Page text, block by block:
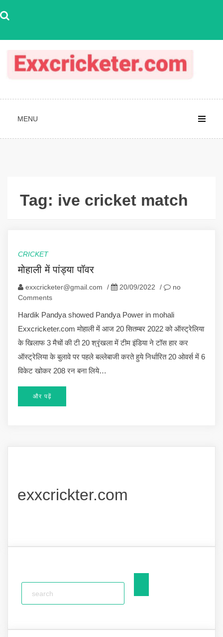
to
MENU
Tag: ive cricket match
CRICKET
मोहाली में पांड्या पॉवर
exxcricketer@gmail.com / 20/09/2022 /
no
Comments
Hardik Pandya showed Pandya Power in mohali
Exxcricketer.com मोहाली में आज 20 सितम्बर 2022 को ऑस्ट्रेलिया
के खिलाफ 3 मैचों की टी 20 श्रृंखला में टीम इंडिया ने टॉस हार कर
ऑस्ट्रेलिया के बुलावे पर पहले बल्लेबाजी करते हुये निर्धारित 20 ओवर्स में 6
विकेट खोकर 208 रन बना लिये…
और पढ़ें
exxcrickter.com